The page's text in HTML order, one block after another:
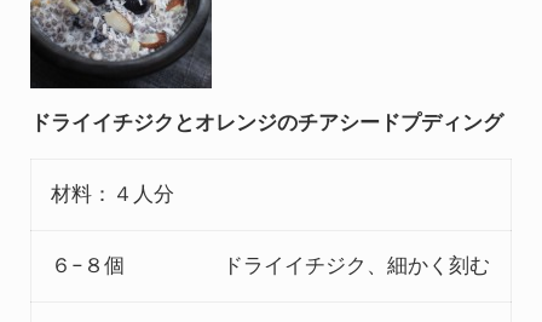
ドライイチジクとオレンジのチアシードプディング
材料：４人分
６−８個 ドライイチジク、細かく刻む